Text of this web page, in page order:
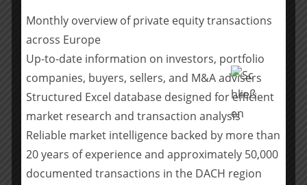
Wiesbaden.
www.neam.de
Über die connexta GmbH
Die connexta GmbH ist eine IT Services Gruppe, welche
sich insbesondere auf IT Dienstleistungen für den
deutschen Mittelstand in den Bereichen Multi-Cloud
Services, IT-Security, Managed Services und Modern
Workplace fokussiert. Die connexta erzielt an ihren fünf
Standorten in Kempten, Augsburg, Bremen, Paderborn
Monthly overview of private equity transactions
across Europe
Up-to-date information on investors, portfolio
companies, buyers, sellers, and M&A advisers
Structured Excel database designed for efficient
market research and transaction analysis
Reliable market intelligence backed by more than
20 years of experience and approximately 50,000
documented transactions in the DACH region